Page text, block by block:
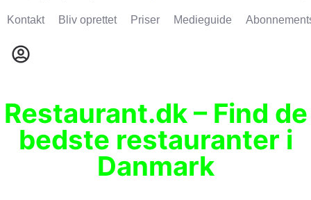
Kontakt Bliv oprettet Priser Medieguide
Restaurant.dk – Find de
bedste restauranter i
Danmark